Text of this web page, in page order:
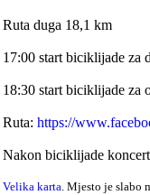
Ruta duga 18,1 km
17:00 start biciklijade za
18:30 start biciklijade za
Ruta:https://
Nakon biciklijade koncert
Velika karta. Mjesto je slabo